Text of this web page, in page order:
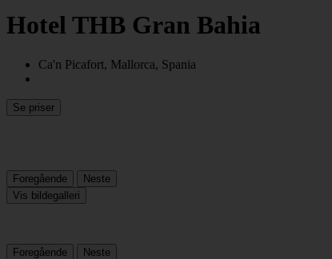
Hotel THB Gran Bahia
Ca'n Picafort, Mallorca, Spania
Se priser
Foregående
Neste
Vis bildegalleri
Foregående Neste